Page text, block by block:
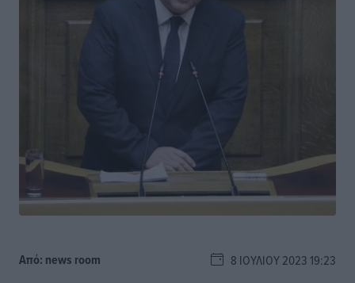
Από: news room 8 ΙΟΥΛΊΟΥ 2023 19:23